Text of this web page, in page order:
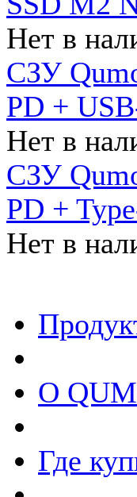
Нет в
СЗУ
PD +
Нет в
СЗУ
PD +
Нет в
О
Где